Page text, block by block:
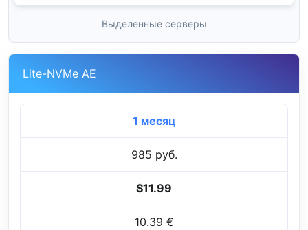
Выделенные серверы
Lite-NVMe AE
1 месяц
985 руб.
$11.99
10.39 €